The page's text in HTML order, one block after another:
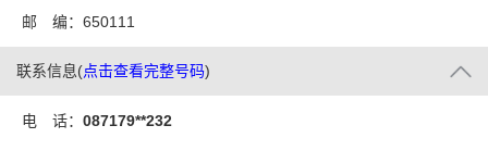
邮 编：650111
联系信息(点击查看完整号码)
电 话： 087179**232